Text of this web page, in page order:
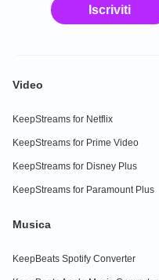
Iscriviti
Video
KeepStreams for Netflix
KeepStreams for Prime Video
KeepStreams for Disney Plus
KeepStreams for Paramount Plus
Musica
KeepBeats Spotify Converter